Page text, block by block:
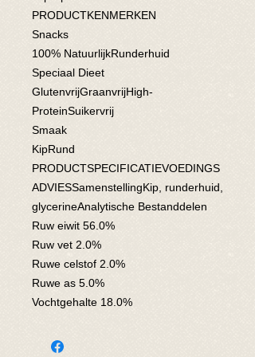
PRODUCTKENMERKEN
Snacks
100% NatuurlijkRunderhuid
Speciaal Dieet
GlutenvrijGraanvrijHigh-
ProteinSuikervrij
Smaak
KipRund
PRODUCTSPECIFICATIEVOEDINGS
ADVIESSamenstellingKip, runderhuid,
glycerineAnalytische Bestanddelen
Ruw eiwit 56.0%
Ruw vet 2.0%
Ruwe celstof 2.0%
Ruwe as 5.0%
Vochtgehalte 18.0%